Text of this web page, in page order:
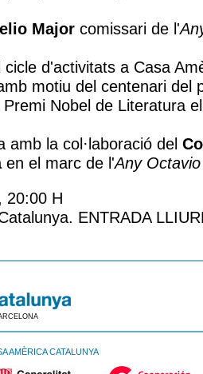
Major comissari de l'
d'activitats a Casa
motiu del centenari del
Nobel de Literatura
amb la col·laboració del
en el marc de l'Any
20:00 H
ENTRADA
AMÈRICA CATALUNYA